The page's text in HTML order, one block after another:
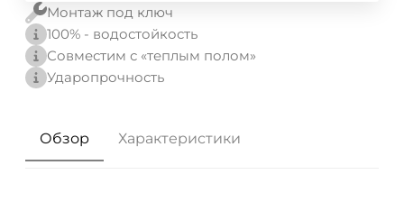
Монтаж под ключ
100% - водостойкость
Совместим с «теплым полом»
Ударопрочность
Обзор Характеристики